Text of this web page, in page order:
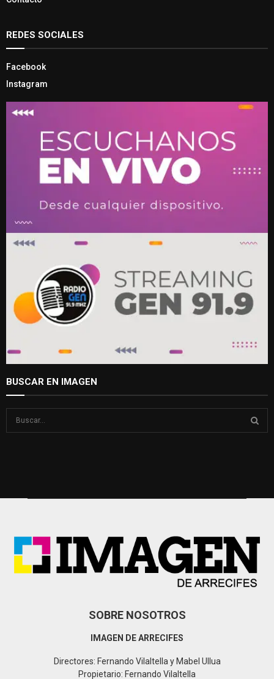
REDES SOCIALES
Facebook
Instagram
BUSCAR EN IMAGEN
SOBRE NOSOTROS
IMAGEN DE ARRECIFES
Directores: Fernando Vilaltella y Mabel Ullua
Propietario: Fernando Vilaltella